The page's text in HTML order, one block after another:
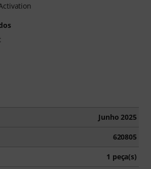
Junho 2025
620805
1 peça(s)